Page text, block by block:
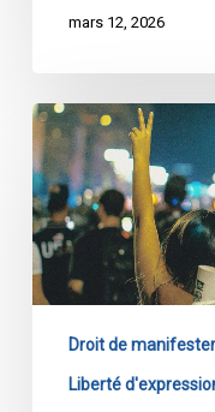
menace
les
droits
de
tous
les
Canadiens.
mars 12, 2026
Projet
de
loi
13
:
l’ACLC,
LDL
groupes
Droit de manifester
Liberté